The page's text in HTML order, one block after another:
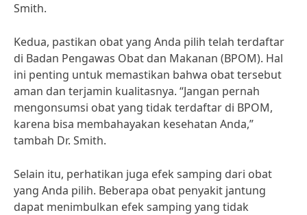
Smith.
Kedua, pastikan obat yang Anda pilih telah terdaftar
di Badan Pengawas Obat dan Makanan (BPOM). Hal
ini penting untuk memastikan bahwa obat tersebut
aman dan terjamin kualitasnya. “Jangan pernah
mengonsumsi obat yang tidak terdaftar di BPOM,
karena bisa membahayakan kesehatan Anda,”
tambah Dr. Smith.
Selain itu, perhatikan juga efek samping dari obat
yang Anda pilih. Beberapa obat penyakit jantung
dapat menimbulkan efek samping yang tidak